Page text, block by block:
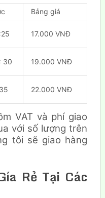
Bảng giá
17.000 VNĐ
30 19.000 VNĐ
22.000 VNĐ
VAT và phí giao
với số lượng trên
tôi sẽ giao hàng
Rẻ Tại Các